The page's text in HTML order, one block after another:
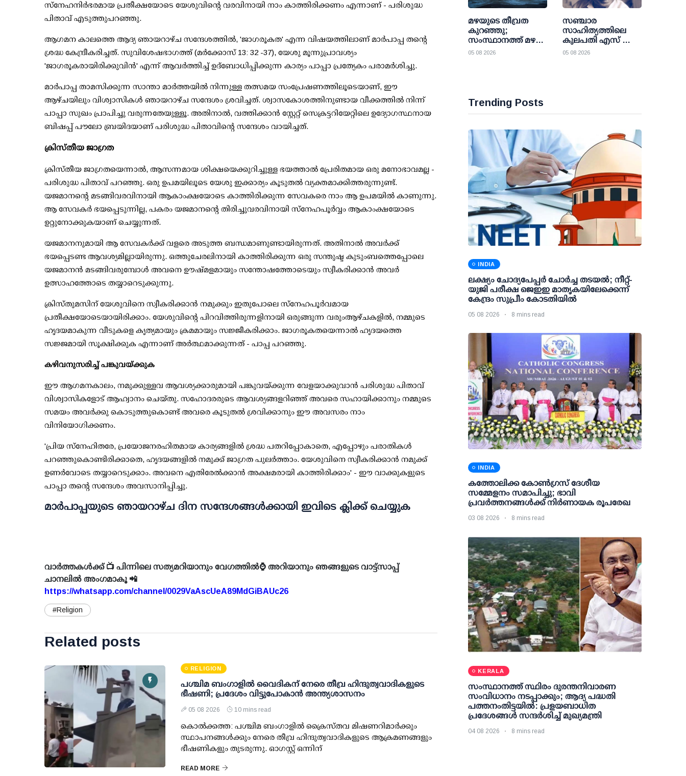
സ്നേഹനിർഭരമായ പ്രതീക്ഷയോടെ യേശുവിന്റെ വരവിനായി നാം കാത്തിരിക്കണം എന്നാണ് - പരിശുദ്ധ
പിതാവ് എടുത്തുപറഞ്ഞു.
ആഗമന കാലത്തെ ആദ്യ ഞായറാഴ്ച സന്ദേശത്തിൽ, 'ജാഗരൂകത' എന്ന വിഷയത്തിലാണ് മാർപാപ്പ തന്റെ
ശ്രദ്ധ കേന്ദ്രീകരിച്ചത്. സുവിശേഷഭാഗത്ത് (മർക്കോസ് 13: 32 -37), യേശു മൂന്നുപ്രാവശ്യം
'ജാഗരൂകരായിരിക്കുവിൻ' എന്ന് ആവർത്തിച്ച് ഉദ്ബോധിപ്പിക്കുന്ന കാര്യം പാപ്പാ പ്രത്യേകം പരാമർശിച്ചു.
മാർപാപ്പ താമസിക്കുന്ന സാന്താ മാർത്തയിൽ നിന്നുള്ള തത്സമയ സംപ്രേഷണത്തിലൂടെയാണ്, ഈ
ആഴ്ചയിലും വിശ്വാസികൾ ഞായറാഴ്ച സന്ദേശം ശ്രവിച്ചത്. ശ്വാസകോശത്തിനുണ്ടായ വീക്കത്തിൽ നിന്ന്
പാപ്പാ സുഖം പ്രാപിച്ചു വരുന്നതേയുള്ളൂ. അതിനാൽ, വത്തിക്കാൻ സ്റ്റേറ്റ് സെക്രട്ടറിയേറ്റിലെ ഉദ്യോഗസ്ഥനായ
ബിഷപ്പ് പൗലോ ബ്രയിദയാണ് പരിശുദ്ധ പിതാവിന്റെ സന്ദേശം വായിച്ചത്.
ക്രിസ്തീയ ജാഗ്രത
ക്രിസ്തീയ ജാഗ്രതയെന്നാൽ, ആസന്നമായ ശിക്ഷയെക്കുറിച്ചുള്ള ഭയത്താൽ പ്രേരിതമായ ഒരു മനോഭാവമല്ല -
പരിശുദ്ധ പിതാവ് പറഞ്ഞു. ഒരു ഉപമയിലൂടെ യേശു ഇക്കാര്യം കൂടുതൽ വ്യക്തമാക്കിത്തരുന്നുണ്ട്.
യജമാനന്റെ മടങ്ങിവരവിനായി ആകാംക്ഷയോടെ കാത്തിരിക്കുന്ന സേവകരെ നാം ആ ഉപമയിൽ കാണുന്നു.
ആ സേവകർ ഭയപ്പെടുന്നില്ല, പകരം യജമാനന്റെ തിരിച്ചുവരവിനായി സ്നേഹപൂർവ്വം ആകാംക്ഷയോടെ
ഉറ്റുനോക്കുകയാണ് ചെയ്യുന്നത്.
യജമാനനുമായി ആ സേവകർക്ക് വളരെ അടുത്ത ബന്ധമാണുണ്ടായിരുന്നത്. അതിനാൽ അവർക്ക്
ഭയപ്പെടണ്ട ആവശ്യമില്ലായിരുന്നു. ഒത്തുചേരലിനായി കാത്തിരിക്കുന്ന ഒരു സന്തുഷ്ട കുടുംബത്തെപ്പോലെ
യജമാനൻ മടങ്ങിവരുമ്പോൾ അവനെ ഊഷ്മളമായും സന്തോഷത്തോടെയും സ്വീകരിക്കാൻ അവർ
ഉത്സാഹത്തോടെ തയ്യാറെടുക്കുന്നു.
ക്രിസ്തുമസിന് യേശുവിനെ സ്വീകരിക്കാൻ നമുക്കും ഇതുപോലെ സ്നേഹപൂർവമായ
പ്രതീക്ഷയോടെയായിരിക്കാം. യേശുവിന്റെ പിറവിത്തിരുന്നളിനായി ഒരുങ്ങുന്ന വരുംആഴ്ചകളിൽ, നമ്മുടെ
ഹൃദയമാകുന്ന വീടുകളെ കൃത്യമായും ക്രമമായും സജ്ജീകരിക്കാം. ജാഗരൂകതയെന്നാൽ ഹൃദയത്തെ
സജ്ജമായി സൂക്ഷിക്കുക എന്നാണ് അർത്ഥമാക്കുന്നത് - പാപ്പ പറഞ്ഞു.
കഴിവനുസരിച്ച് പങ്കുവയ്ക്കുക
ഈ ആഗമനകാലം, നമുക്കുള്ളവ ആവശ്യക്കാരുമായി പങ്കുവയ്ക്കുന്ന വേളയാക്കുവാൻ പരിശുദ്ധ പിതാവ്
വിശ്വാസികളോട് ആഹ്വാനം ചെയ്തു. സഹോദരരുടെ ആവശ്യങ്ങളറിഞ്ഞ് അവരെ സഹായിക്കാനും നമ്മുടെ
സമയം അവർക്കു കൊടുത്തുകൊണ്ട് അവരെ കൂടുതൽ ശ്രവിക്കാനും ഈ അവസരം നാം
വിനിയോഗിക്കണം.
'പ്രിയ സ്നേഹിതരേ, പ്രയോജനരഹിതമായ കാര്യങ്ങളിൽ ശ്രദ്ധ പതറിപ്പോകാതെ, എപ്പോഴും പരാതികൾ
പറഞ്ഞുകൊണ്ടിരിക്കാതെ, ഹൃദയങ്ങളിൽ നമുക്ക് ജാഗ്രത പുലർത്താം. യേശുവിനെ സ്വീകരിക്കാൻ നമുക്ക്
ഉണർവോടെ തയ്യാറെടുക്കാം. അവനെ എതിരേൽക്കാൻ അക്ഷമരായി കാത്തിരിക്കാം' - ഈ വാക്കുകളുടെ
പാപ്പാ തൻ്റെ സന്ദേശം അവസാനിപ്പിച്ചു.
മാർപാപ്പയുടെ ഞായറാഴ്ച ദിന സന്ദേശങ്ങൾക്കായി ഇവിടെ ക്ലിക്ക് ചെയ്യുക
വാർത്തകൾക്ക് 📺 പിന്നിലെ സത്യമറിയാനും വേഗത്തിൽ⌚ അറിയാനും ഞങ്ങളുടെ വാട്ട്സാപ്പ്
ചാനലിൽ അംഗമാകൂ 📲
https://whatsapp.com/channel/0029VaAscUeA89MdGiBAUc26
#Religion
Related posts
RELIGION
പശ്ചിമ ബംഗാളിൽ വൈദികന് നേരെ തീവ്ര ഹിന്ദുത്വവാദികളുടെ
ഭീഷണി; പ്രദേശം വിട്ടുപോകാൻ അന്ത്യശാസനം
05 08 2026 10 mins read
കൊൽക്കത്ത: പശ്ചിമ ബംഗാളിൽ ക്രൈസ്തവ മിഷണറിമാർക്കും
സ്ഥാപനങ്ങൾക്കും നേരെ തീവ്ര ഹിന്ദുത്വവാദികളുടെ ആക്രമണങ്ങളും
ഭീഷണികളും തുടരുന്നു. ഓഗസ്റ്റ് ഒന്നിന്
READ MORE
മഴയുടെ തീവ്രത
കുറഞ്ഞു;
സംസ്ഥാനത്ത് മഴ
മുന്നറിയിപ്പിൽ മാറ്റം;
05 08 2026
സഞ്ചാര
സാഹിത്യത്തിലെ
കുലപതി എസ് കെ
പൊറ്റക്കാട്
05 08 2026
Trending Posts
INDIA
ലക്ഷ്യം ചോദ്യപേപ്പര്‍ ചോര്‍ച്ച തടയല്‍; നീറ്റ്-
യുജി പരീക്ഷ ജെഇഇ മാതൃകയിലേക്കെന്ന്
കേന്ദ്രം സുപ്രീം കോടതിയില്‍
05 08 2026 8 mins read
INDIA
കത്തോലിക്ക കോൺഗ്രസ് ദേശീയ
സമ്മേളനം സമാപിച്ചു; ഭാവി
പ്രവർത്തനങ്ങൾക്ക് നിർണായക രൂപരേഖ
03 08 2026 8 mins read
KERALA
സംസ്ഥാനത്ത് സ്ഥിരം ദുരന്തനിവാരണ
സംവിധാനം നടപ്പാക്കും; ആദ്യ പദ്ധതി
പത്തനംതിട്ടയില്‍: പ്രളയബാധിത
പ്രദേശങ്ങള്‍ സന്ദര്‍ശിച്ച് മുഖ്യമന്ത്രി
04 08 2026 8 mins read